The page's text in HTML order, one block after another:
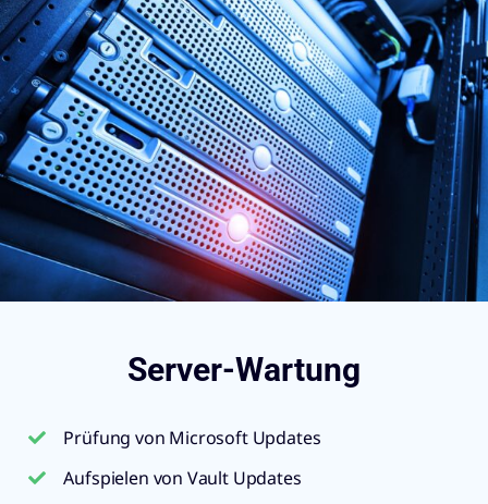
Server-Wartung
Prüfung von Microsoft Updates
Aufspielen von Vault Updates